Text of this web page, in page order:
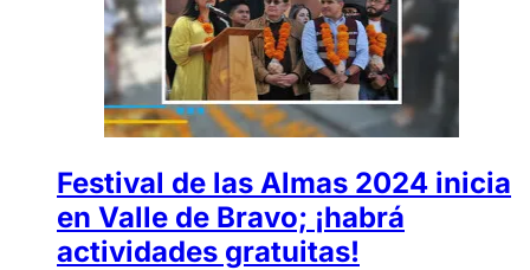
Festival de las Almas 2024 inicia
en Valle de Bravo; ¡habrá
actividades gratuitas!